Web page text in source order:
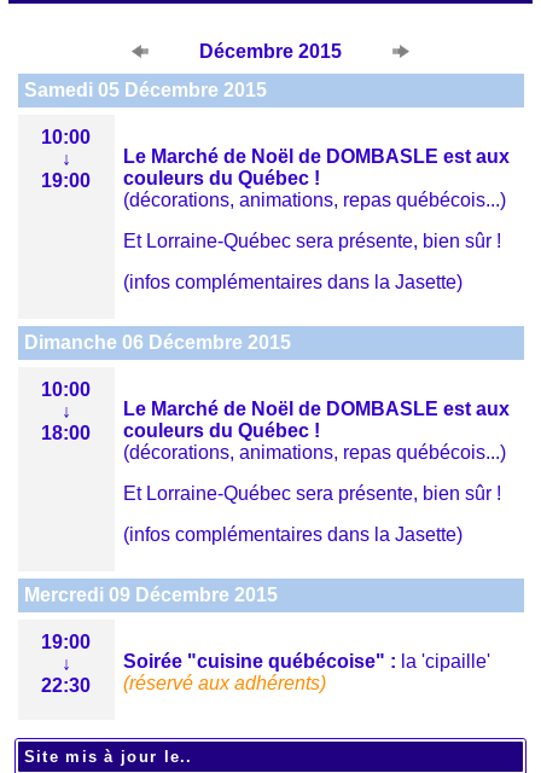
Décembre 2015
Samedi 05 Décembre 2015
10:00
↓
19:00
Le Marché de Noël de DOMBASLE est aux
couleurs du Québec !
(décorations, animations, repas québécois...)
Et Lorraine-Québec sera présente, bien sûr !
(infos complémentaires dans la Jasette)
Dimanche 06 Décembre 2015
10:00
↓
18:00
Le Marché de Noël de DOMBASLE est aux
couleurs du Québec !
(décorations, animations, repas québécois...)
Et Lorraine-Québec sera présente, bien sûr !
(infos complémentaires dans la Jasette)
Mercredi 09 Décembre 2015
19:00
↓
22:30
Soirée "cuisine québécoise" : la 'cipaille'
(réservé aux adhérents)
Site mis à jour le..